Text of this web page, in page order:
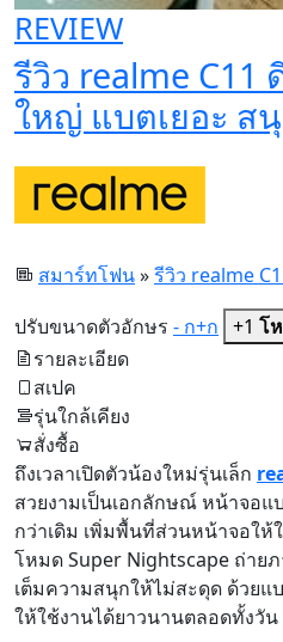
REVIEW
รีวิว realme C11
ใหญ่ แบตเยอะ ส
สมาร์ทโฟน»รีวิว realme
ปรับขนาดตัวอักษร - ก+ก +1 โ
รายละเอียด
สเปค
รุ่นใกล้เคียง
สั่งซื้อ
ถึงเวลาเปิดตัวน้องใหม่รุ่นเล็ก
สวยงามเป็นเอกลักษณ์ หน้าจอแ
กว่าเดิม เพิ่มพื้นที่ส่วนหน้าจอใ
โหมด Super Nightscape ถ่าย
เต็มความสนุกให้ไม่สะดุด ด้วยแ
ให้ใช้งานได้ยาวนานตลอดทั้งวัน